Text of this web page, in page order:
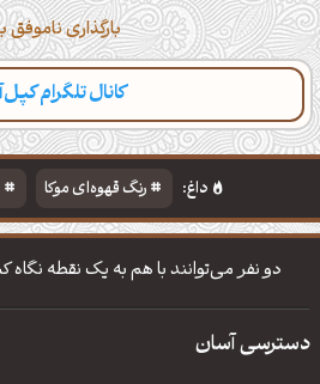
بارگذاری ناموفق
کانال تلگرام
دسته‌بندی مطالب تازه
داغ: رنگ قهوه‌ای موکا
دانلود والپیپر مذهبی
دو نفر می‌توانند با هم به یک نقطه نگاه
دسترسی آسان